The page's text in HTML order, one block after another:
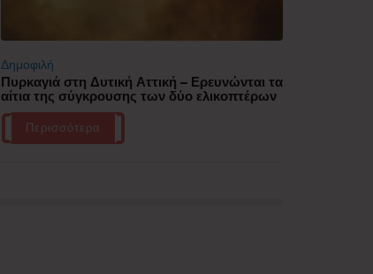
Δημοφιλή
Πυρκαγιά στη Δυτική Αττική – Ερευνώνται τα
αίτια της σύγκρουσης των δύο ελικοπτέρων
Περισσότερα